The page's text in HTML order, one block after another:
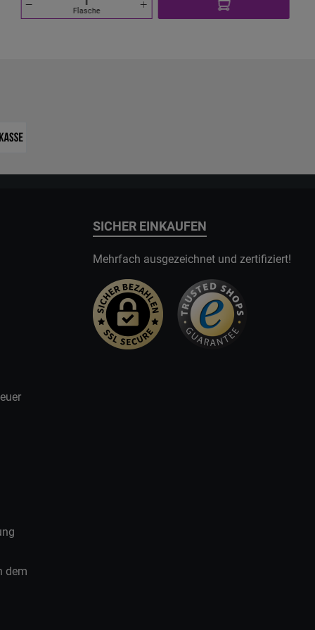
Mischverhältnis: 50/50 (VG/PG) Geschmack: neutral Ideal für:
Flasche
dem
SICHER EINKAUFEN
Mehrfach ausgezeichnet und zertifiziert!